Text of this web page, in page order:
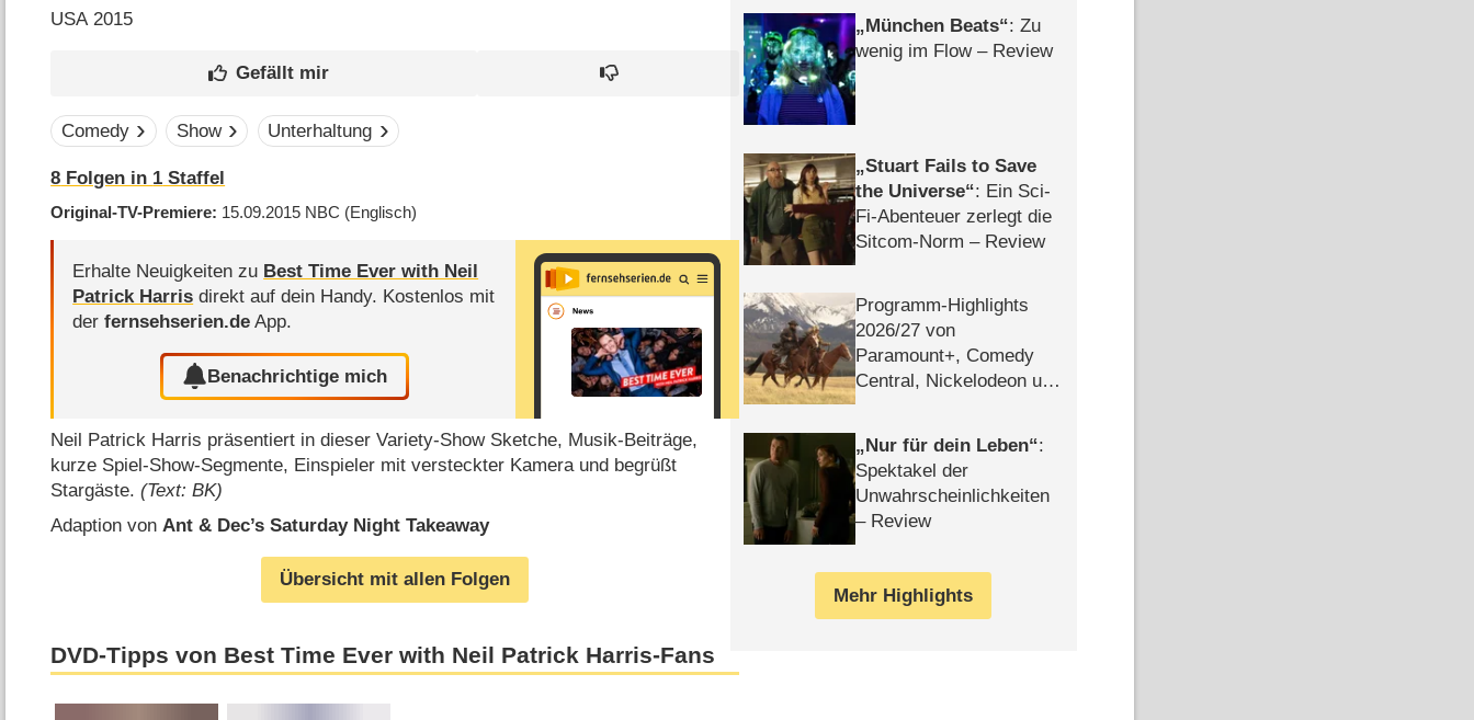
USA 2015
Comedy Show Unterhaltung
8 Folgen in 1 Staffel
Original-TV-Premiere 15.09.2015 NBC (Englisch)
Erhalte Neuigkeiten zu Best Time Ever with Neil
Patrick Harris direkt auf dein Handy. Kostenlos mit
derfernsehserien.de App.
Benachrichtige mich
Neil Patrick Harris präsentiert in dieser Variety-Show Sketche, Musik-Beiträge,
kurze Spiel-Show-Segmente, Einspieler mit versteckter Kamera und begrüßt
Stargäste.(Text: BK)
Adaption von Ant & Dec’s Saturday Night Takeaway
Übersicht mit allen Folgen
DVD-Tipps von Best Time Ever with Neil Patrick Harris-Fans
München Beats : Zu
wenig im Flow – Review
Stuart Fails to Save
the Universe : Ein Sci-
Fi-Abenteuer zerlegt die
Sitcom-Norm – Review
Programm-Highlights
2026/​27 von
Paramount+, Comedy
Central, Nickelodeon und
Nur für dein Leben :
Spektakel der
Unwahrscheinlichkeiten
– Review
Mehr Highlights